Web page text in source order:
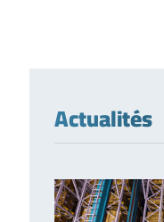
Actualités